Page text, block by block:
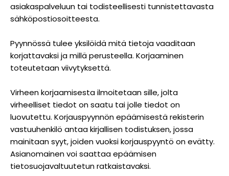
asiakaspalveluun tai todisteellisesti tunnistettavasta
sähköpostiosoitteesta.
Pyynnössä tulee yksilöidä mitä tietoja vaaditaan
korjattavaksi ja millä perusteella. Korjaaminen
toteutetaan viivytyksettä.
Virheen korjaamisesta ilmoitetaan sille, jolta
virheelliset tiedot on saatu tai jolle tiedot on
luovutettu. Korjauspyynnön epäämisestä rekisterin
vastuuhenkilö antaa kirjallisen todistuksen, jossa
mainitaan syyt, joiden vuoksi korjauspyyntö on evätty.
Asianomainen voi saattaa epäämisen
tietosuojavaltuutetun ratkaistavaksi.